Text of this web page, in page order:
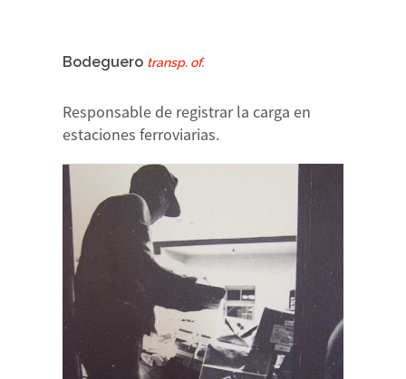
Bodeguero transp. of.
Responsable de registrar la carga en
estaciones ferroviarias.